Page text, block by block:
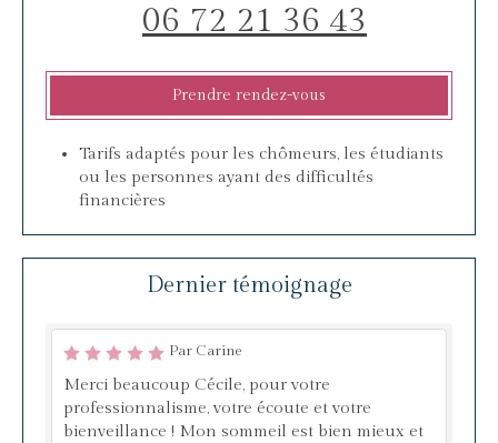
06 72 21 36 43
Prendre rendez-vous
Tarifs adaptés pour les chômeurs, les étudiants
ou les personnes ayant des difficultés
financières
Dernier témoignage
Par Carine
Merci beaucoup Cécile, pour votre
professionnalisme, votre écoute et votre
bienveillance ! Mon sommeil est bien mieux et